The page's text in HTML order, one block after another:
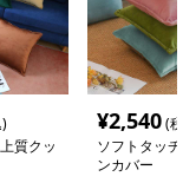
質クッ
¥2,540(税
ソフトタッチ
ンカバー